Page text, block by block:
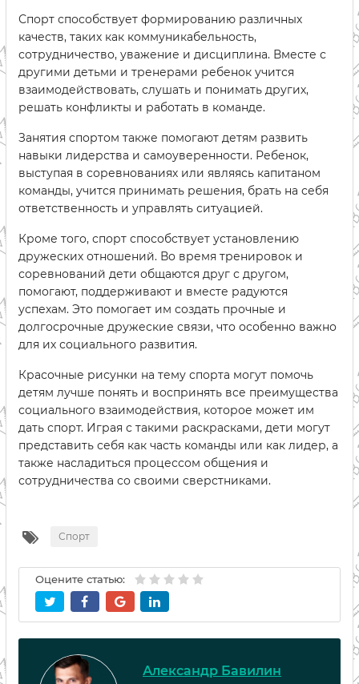
Спорт способствует формированию различных
качеств, таких как коммуникабельность,
сотрудничество, уважение и дисциплина. Вместе с
другими детьми и тренерами ребенок учится
взаимодействовать, слушать и понимать других,
решать конфликты и работать в команде.
Занятия спортом также помогают детям развить
навыки лидерства и самоуверенности. Ребенок,
выступая в соревнованиях или являясь капитаном
команды, учится принимать решения, брать на себя
ответственность и управлять ситуацией.
Кроме того, спорт способствует установлению
дружеских отношений. Во время тренировок и
соревнований дети общаются друг с другом,
помогают, поддерживают и вместе радуются
успехам. Это помогает им создать прочные и
долгосрочные дружеские связи, что особенно важно
для их социального развития.
Красочные рисунки на тему спорта могут помочь
детям лучше понять и воспринять все преимущества
социального взаимодействия, которое может им
дать спорт. Играя с такими раскрасками, дети могут
представить себя как часть команды или как лидер, а
также насладиться процессом общения и
сотрудничества со своими сверстниками.
Спорт
Оцените статью:
Александр Бавилин